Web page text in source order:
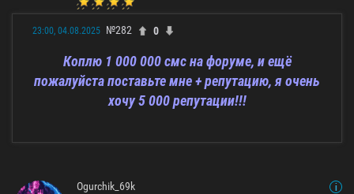
23:00, 04.08.2025 №282 0
Коплю 1 000 000 смс на форуме, и ещё
пожалуйста поставьте мне + репутацию, я очень
хочу 5 000 репутации!!!
Ogurchik_69k